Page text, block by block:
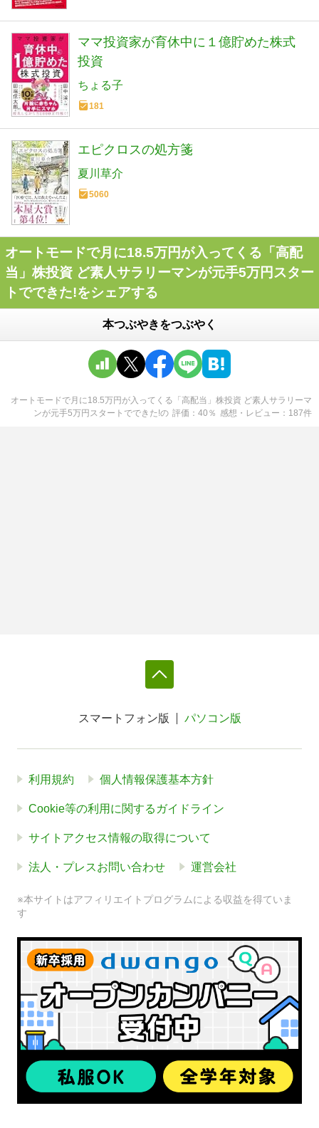
ママ投資家が育休中に１億貯めた株式
投資
ちょる子
181
エピクロスの処方箋
夏川草介
5060
オートモードで月に18.5万円が入ってくる「高配
当」株投資 ど素人サラリーマンが元手5万円スター
トでできた!をシェアする
本つぶやきをつぶやく
オートモードで月に18.5万円が入ってくる「高配当」株投資 ど素人サラリーマ
ンが元手5万円スタートでできた!の 評価 40 ％ 感想・レビュー 187件
スマートフォン版 パソコン版
利用規約 個人情報保護基本方針
Cookie等の利用に関するガイドライン
サイトアクセス情報の取得について
法人・プレスお問い合わせ 運営会社
※本サイトはアフィリエイトプログラムによる収益を得ていま
す